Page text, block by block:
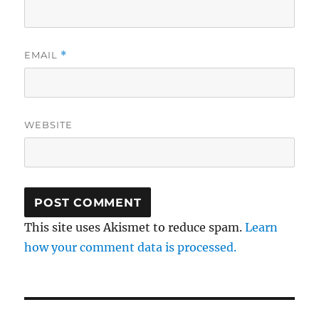
EMAIL *
WEBSITE
This site uses Akismet to reduce spam.Learn
how your comment data is processed.